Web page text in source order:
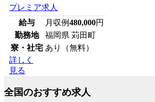
プレミア求人
給与
月収例480,000円
勤務地
福岡県 苅田町
寮・社宅 あり（無料）
詳しく
見る
全国のおすすめ求人